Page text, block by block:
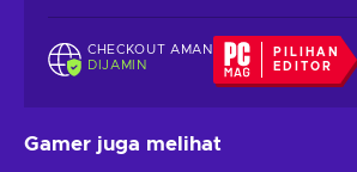
CHECKOUT AMAN
DIJAMIN
PILIHAN
EDITOR
Gamer juga melihat